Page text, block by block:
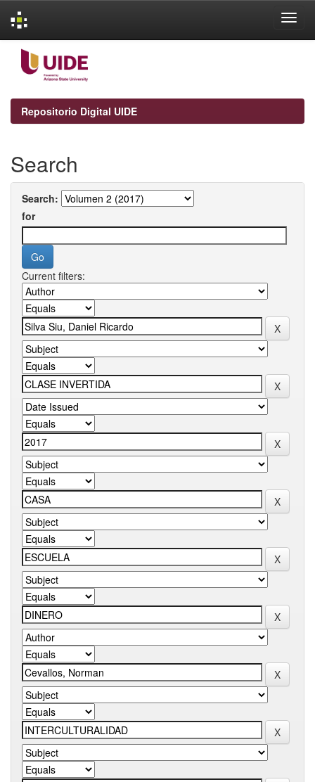
navigation
Repositorio Digital UIDE
Search
Search:
for
Current filters: